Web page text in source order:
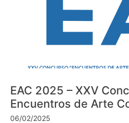
EAC 2025 – XXV
Encuentros de Arte
06/02/2025